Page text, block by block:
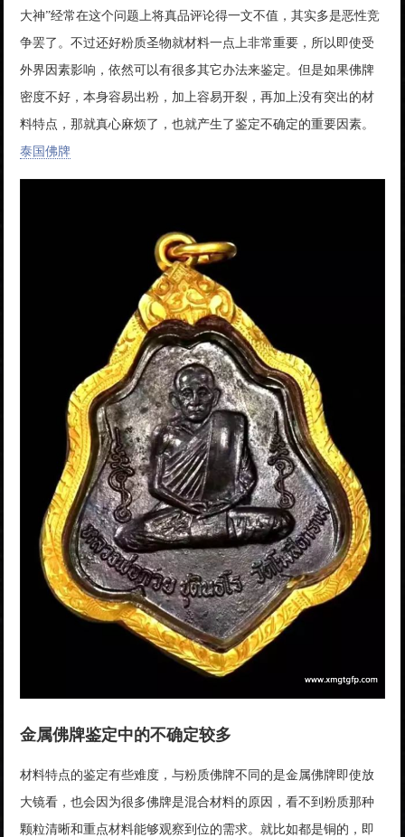
大神”经常在这个问题上将真品评论得一文不值，其实多是恶性竞
争罢了。不过还好粉质圣物就材料一点上非常重要，所以即使受
外界因素影响，依然可以有很多其它办法来鉴定。但是如果佛牌
密度不好，本身容易出粉，加上容易开裂，再加上没有突出的材
料特点，那就真心麻烦了，也就产生了鉴定不确定的重要因素。
泰国佛牌
金属佛牌鉴定中的不确定较多
材料特点的鉴定有些难度，与粉质佛牌不同的是金属佛牌即使放
大镜看，也会因为很多佛牌是混合材料的原因，看不到粉质那种
颗粒清晰和重点材料能够观察到位的需求。就比如都是铜的，即